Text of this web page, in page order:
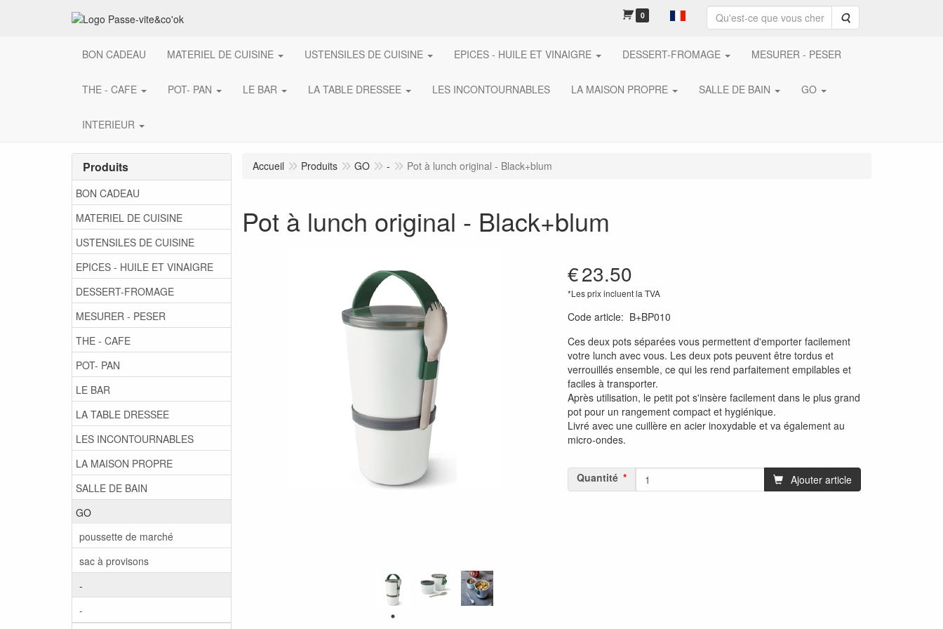
0 Rechercher
BON CADEAU MATERIEL DE CUISINE USTENSILES DE CUISINE EPICES - HUILE ET VINAIGRE DESSERT-FROMAGE MESURER - PESER
THE - CAFE POT- PAN LE BAR LA TABLE DRESSEE LES INCONTOURNABLES LA MAISON PROPRE SALLE DE BAIN GO
INTERIEUR
Produits
BON CADEAU
MATERIEL DE CUISINE
USTENSILES DE CUISINE
EPICES - HUILE ET VINAIGRE
DESSERT-FROMAGE
MESURER - PESER
THE - CAFE
POT- PAN
LE BAR
LA TABLE DRESSEE
LES INCONTOURNABLES
LA MAISON PROPRE
SALLE DE BAIN
GO
poussette de marché
sac à provisons
-
-
Accueil Produits GO - Pot à lunch original - Black+blum
Pot à lunch original - Black+blum
€23.50
*Les prix incluent la TVA
Code article: B+BP010
Ces deux pots séparées vous permettent d'emporter facilement
votre lunch avec vous. Les deux pots peuvent être tordus et
verrouillés ensemble, ce qui les rend parfaitement empilables et
faciles à transporter.
Après utilisation, le petit pot s'insère facilement dans le plus grand
pot pour un rangement compact et hygiénique.
Livré avec une cuillère en acier inoxydable et va également au
micro-ondes.
Quantité Ajouter article